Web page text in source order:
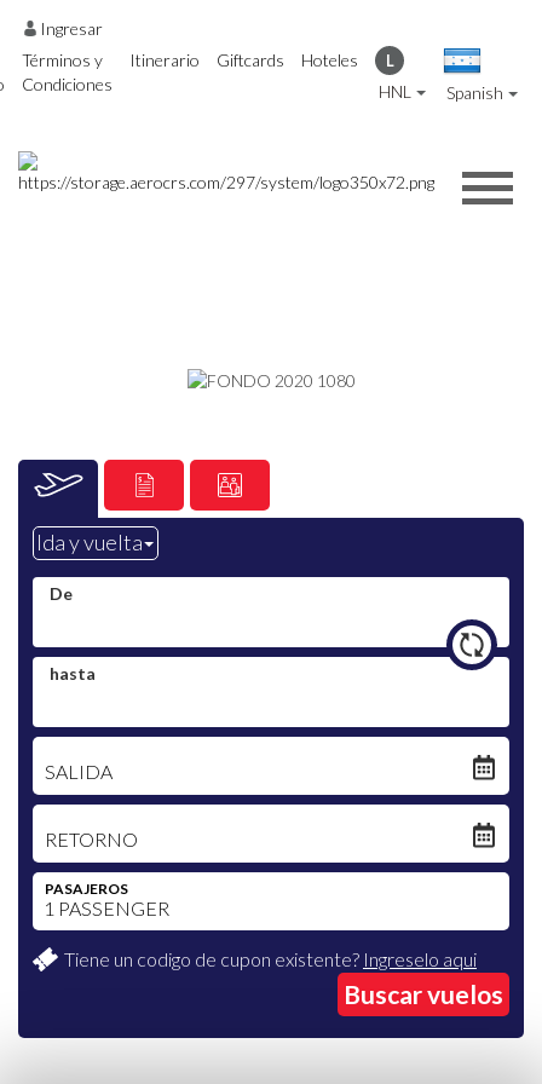
Ingresar
Términos y
Condiciones
Itinerario Giftcards Hoteles L
HNL Spanish
De
hasta
SALIDA
RETORNO
PASAJEROS
Tiene un codigo de cupon existente? Ingreselo aqui